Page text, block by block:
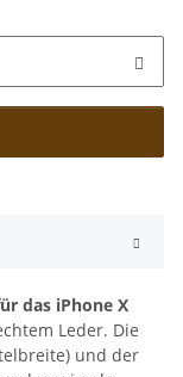
das iPhone X
Leder. Die
und der